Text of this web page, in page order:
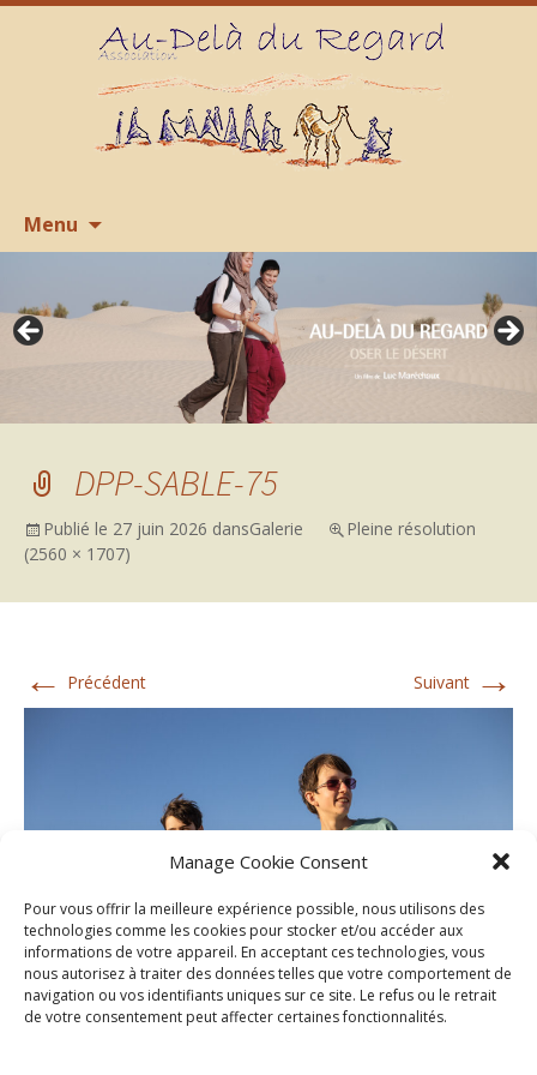
Manage Cookie Consent
Pour vous offrir la meilleure expérience possible, nous utilisons des
technologies comme les cookies pour stocker et/ou accéder aux
informations de votre appareil. En acceptant ces technologies, vous
nous autorisez à traiter des données telles que votre comportement de
navigation ou vos identifiants uniques sur ce site. Le refus ou le retrait
de votre consentement peut affecter certaines fonctionnalités.
Menu
contenu
DPP-SABLE-75
Publié le 27 juin 2026 dansGalerie
Pleine résolution
(2560 × 1707)
← Précédent Suivant →